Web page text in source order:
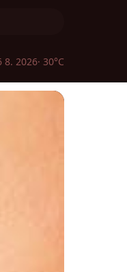
8. 2026· 30°C